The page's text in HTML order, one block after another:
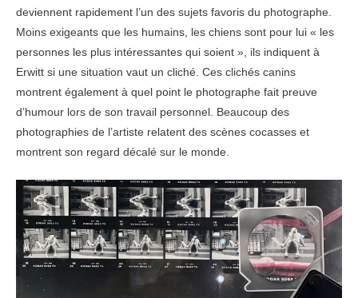
deviennent rapidement l’un des sujets favoris du photographe.
Moins exigeants que les humains, les chiens sont pour lui « les
personnes les plus intéressantes qui soient », ils indiquent à
Erwitt si une situation vaut un cliché. Ces clichés canins
montrent également à quel point le photographe fait preuve
d’humour lors de son travail personnel. Beaucoup des
photographies de l’artiste relatent des scènes cocasses et
montrent son regard décalé sur le monde.